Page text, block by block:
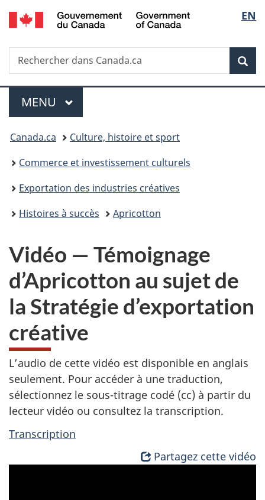
Passer
au
principal
Passer
à
Au
du
Passer
à
version
simplifiée
de
la
EN
Recherche
Rechercher
dans
Menu
MENU PRINCIPAL
Vous
êtes
ici :
Canada.ca
Culture, histoire et sport
Commerce et investissement culturels
Exportation des industries créatives
Histoires à succès
Apricotton
Vidéo — Témoignage
d’Apricotton au sujet de
la Stratégie d’exportation
créative
L’audio de cette vidéo est disponible en anglais
seulement. Pour accéder à une traduction,
sélectionnez le sous-titrage codé (cc) à partir du
lecteur vidéo ou consultez la transcription.
Transcription
Partagez cette vidéo